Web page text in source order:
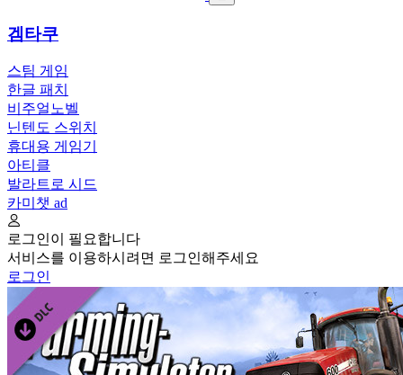
겜타쿠
스팀 게임
한글 패치
비주얼노벨
닌텐도 스위치
휴대용 게임기
아티클
발라트로 시드
카미챗 ad
로그인이 필요합니다
서비스를 이용하시려면 로그인해주세요
로그인